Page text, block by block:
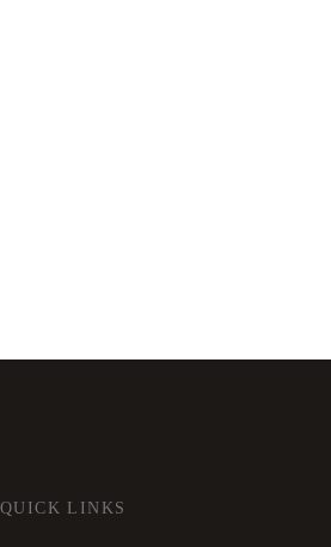
QUICK LINKS